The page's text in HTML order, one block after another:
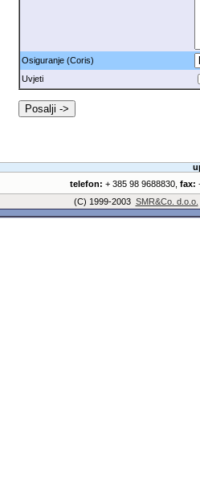
Osiguranje (Coris)
Uvjeti
telefon: + 385 98 9688830, fax:
(C) 1999-2003 SMR&Co. d.o.o.